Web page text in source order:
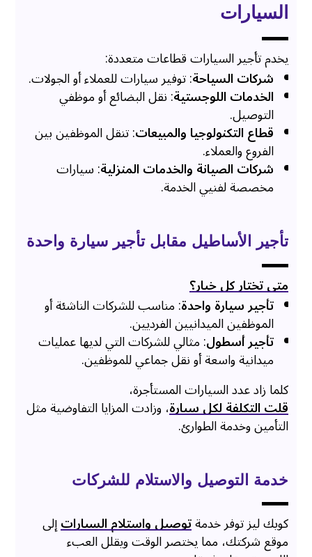
السيارات
يخدم تأجير السيارات قطاعات متعددة:
شركات السياحة: توفير سيارات للعملاء أو الجولات.
الخدمات اللوجستية: نقل البضائع أو موظفي
التوصيل.
قطاع التكنولوجيا والمبيعات: تنقل الموظفين بين
الفروع والعملاء.
شركات الصيانة والخدمات المنزلية: سيارات
مخصصة لفنيي الخدمة.
تأجير الأساطيل مقابل تأجير سيارة واحدة
متى تختار كل خيار؟
تأجير سيارة واحدة: مناسب للشركات الناشئة أو
الموظفين الميدانيين الفرديين.
تأجير أسطول: مثالي للشركات التي لديها عمليات
ميدانية واسعة أو نقل جماعي للموظفين.
كلما زاد عدد السيارات المستأجرة،
قلت التكلفة لكل سيارة، وزادت المزايا التفاوضية مثل
التأمين وخدمة الطوارئ.
خدمة التوصيل والاستلام للشركات
كويك ليز توفر خدمةتوصيل واستلام السياراتإلى
موقع شركتك، مما يختصر الوقت ويقلل العبء